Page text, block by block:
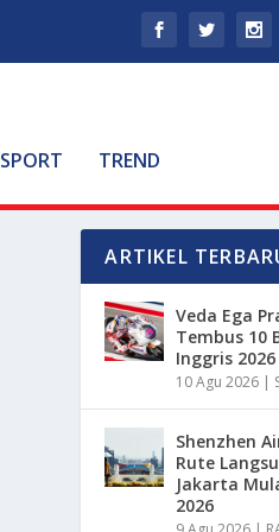
SPORT TREND
ARTIKEL
Veda Ega
Tembus 10
Inggris 2026
10 Agu 2026 |
Shenzhen
Rute
Jakarta
2026